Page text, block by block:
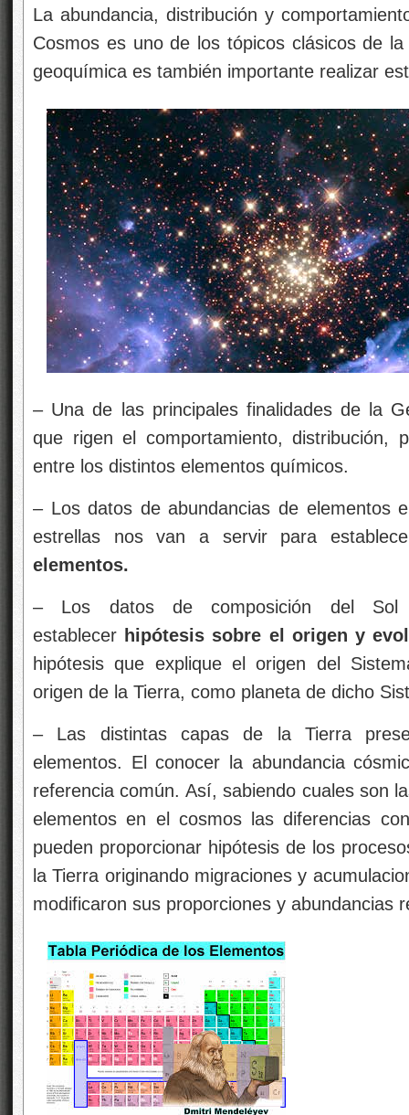
La abundancia, distribución y
Cosmos es uno de los tópicos clásicos de
geoquímica es también importante realizar
– Una de las principales finalidades de la
que rigen el comportamiento, distribución,
entre los distintos elementos químicos.
– Los datos de abundancias de elementos
estrellas nos van a servir para
elementos.
– Los datos de composición del
establecer hipótesis sobre el origen y
hipótesis que explique el origen del
origen de la Tierra, como planeta de dicho
– Las distintas capas de la Tierra
elementos. El conocer la abundancia
referencia común. Así, sabiendo cuales son
elementos en el cosmos las diferencias
pueden proporcionar hipótesis de los
la Tierra originando migraciones y
modificaron sus proporciones y abundancias